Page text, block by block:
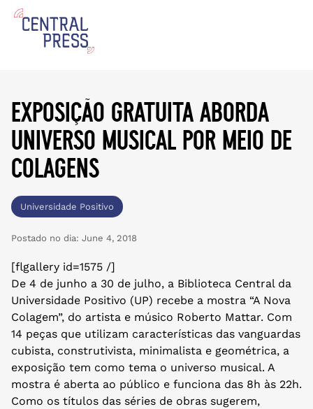
exposição gratuita aborda
universo musical por meio de
colagens
Universidade Positivo
Postado no dia: June 4, 2018
[flgallery id=1575 /]
De 4 de junho a 30 de julho, a Biblioteca Central da
Universidade Positivo (UP) recebe a mostra “A Nova
Colagem”, do artista e músico Roberto Mattar. Com
14 peças que utilizam características das vanguardas
cubista, construtivista, minimalista e geométrica, a
exposição tem como tema o universo musical. A
mostra é aberta ao público e funciona das 8h às 22h.
Como os títulos das séries de obras sugerem,